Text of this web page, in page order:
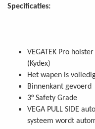
Specificaties:
VEGATEK Pro
(Kydex)
Het wapen is
Binnenkant gevoerd
3° Safety Grade
VEGA PULL SIDE
systeem wordt